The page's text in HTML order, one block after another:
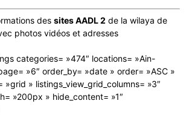
des sites AADL 2 de la wilaya de
photos vidéos et adresses
categories= »474″ locations= »Ain-
»6″ order_by= »date » order= »ASC »
»grid » listings_view_grid_columns= »3″
»200px » hide_content= »1″